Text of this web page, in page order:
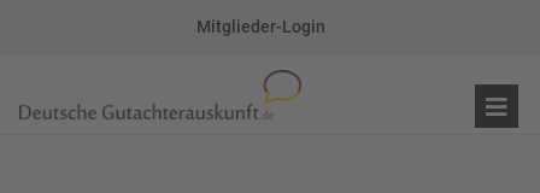
Mitglieder-Login